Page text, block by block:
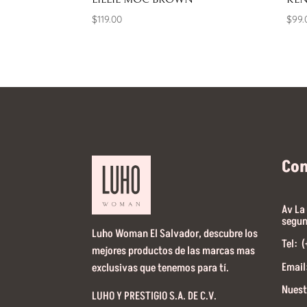
$119.00
$
Luho Woman El Salvador, descubre los
mejores productos de las marcas mas
exclusivas que tenemos para tí.
LUHO Y PRESTIGIO S.A. DE C.V.
Av
Tel: